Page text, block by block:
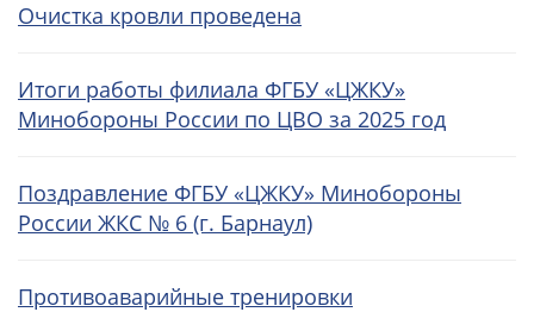
Очистка кровли проведена
Итоги работы филиала ФГБУ «ЦЖКУ»
Минобороны России по ЦВО за 2025 год
Поздравление ФГБУ «ЦЖКУ» Минобороны
России ЖКС № 6 (г. Барнаул)
Противоаварийные тренировки